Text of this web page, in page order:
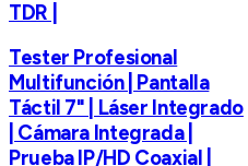
TDR |
Tester Profesional
Multifunción | Pantalla
Táctil 7" | Láser Integrado
| Cámara Integrada |
Prueba IP/HD Coaxial |